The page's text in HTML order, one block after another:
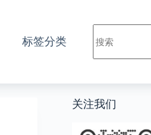
标签分类
结
果
关注我们